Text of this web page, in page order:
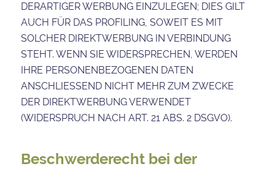
DERARTIGER WERBUNG EINZULEGEN; DIES GILT
AUCH FÜR DAS PROFILING, SOWEIT ES MIT
SOLCHER DIREKTWERBUNG IN VERBINDUNG
STEHT. WENN SIE WIDERSPRECHEN, WERDEN
IHRE PERSONENBEZOGENEN DATEN
ANSCHLIESSEND NICHT MEHR ZUM ZWECKE
DER DIREKTWERBUNG VERWENDET
(WIDERSPRUCH NACH ART. 21 ABS. 2 DSGVO).
Beschwerde­recht bei der